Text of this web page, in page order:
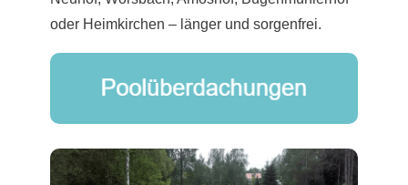
oder Heimkirchen – länger und sorgenfrei.